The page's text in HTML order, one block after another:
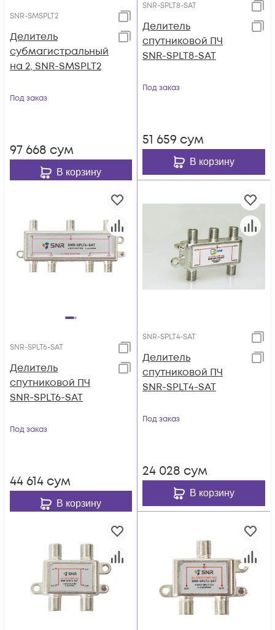
SNR-SMSPLT2
Делитель
субмагистральный
на 2, SNR-SMSPLT2
Под заказ
97 668 сум
В корзину
SNR-SPLT8-SAT
Делитель
спутниковой ПЧ
SNR-SPLT8-SAT
Под заказ
51 659 сум
В корзину
SNR-SPLT6-SAT
Делитель
спутниковой ПЧ
SNR-SPLT6-SAT
Под заказ
44 614 сум
В корзину
SNR-SPLT4-SAT
Делитель
спутниковой ПЧ
SNR-SPLT4-SAT
Под заказ
24 028 сум
В корзину